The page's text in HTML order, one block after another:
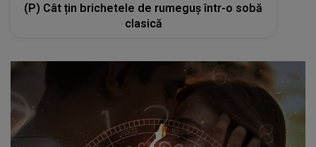
(P) Cât țin brichetele de rumeguș într-o sobă
clasică